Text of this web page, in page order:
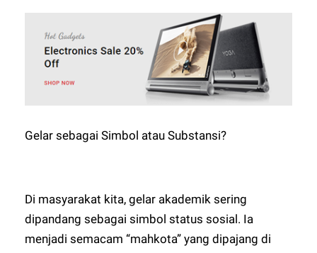
Gelar sebagai Simbol atau Substansi?
Di masyarakat kita, gelar akademik sering
dipandang sebagai simbol status sosial. Ia
menjadi semacam “mahkota” yang dipajang di